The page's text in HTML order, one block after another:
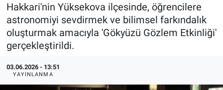
Hakkari'nin Yüksekova ilçesinde, öğrencilere
astronomiyi sevdirmek ve bilimsel farkındalık
oluşturmak amacıyla 'Gökyüzü Gözlem Etkinliği'
gerçekleştirildi.
03.06.2026 - 13:51
YAYINLANMA
Haber Arşivi